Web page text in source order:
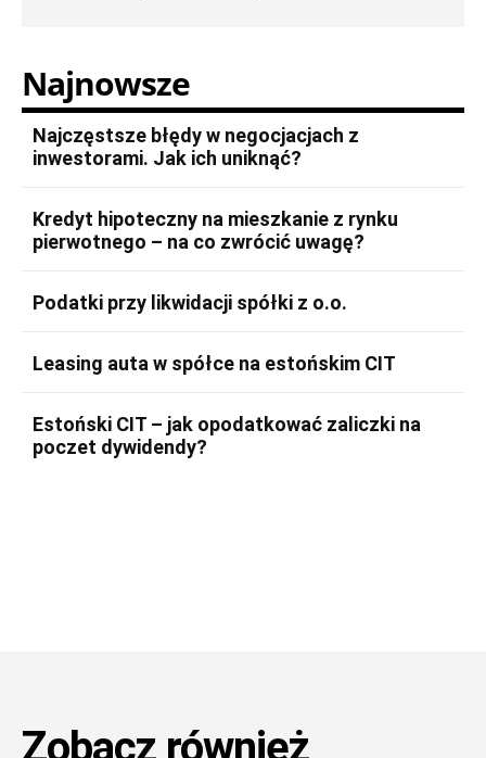
Najnowsze
Najczęstsze błędy w negocjacjach z
inwestorami. Jak ich uniknąć?
Kredyt hipoteczny na mieszkanie z rynku
pierwotnego – na co zwrócić uwagę?
Podatki przy likwidacji spółki z o.o.
Leasing auta w spółce na estońskim CIT
Estoński CIT – jak opodatkować zaliczki na
poczet dywidendy?
Zobacz również